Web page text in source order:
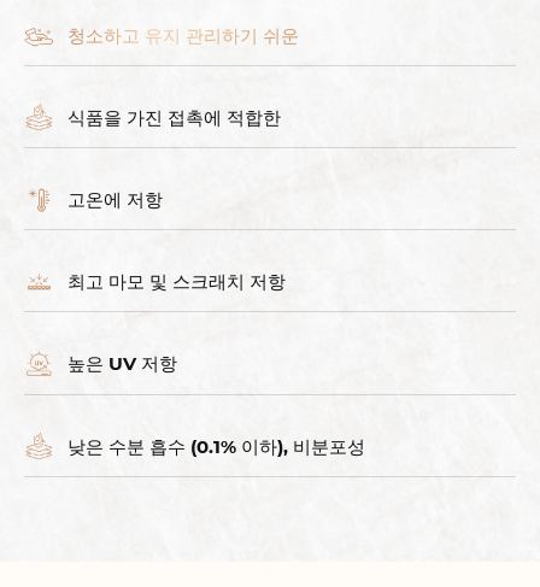
청소하고 유지 관리하기 쉬운
식품을 가진 접촉에 적합한
고온에 저항
최고 마모 및 스크래치 저항
높은 UV 저항
낮은 수분 흡수 (0.1% 이하), 비분포성